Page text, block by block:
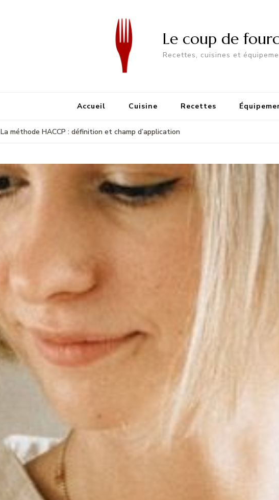
Le coup de
Recettes, cuisines et
Accueil Cuisine Recettes
La méthode HACCP : définition et champ d’application